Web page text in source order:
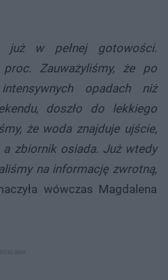
już w pełnej gotowości.
Zauważyliśmy, że po
opadach niż
doszło do lekkiego
że woda znajduje ujście,
a zbiornik osiada. Już wtedy
na informację zwrotną,
wówczas Magdalena